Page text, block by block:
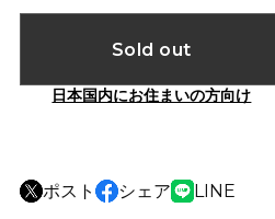
Sold out
日本国内にお住まいの方向け
ポスト シェア LINE